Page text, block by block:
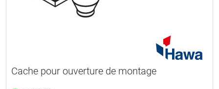
Cache pour ouverture de montage